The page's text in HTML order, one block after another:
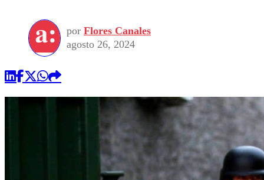
por Flores Canales
agosto 26, 2024